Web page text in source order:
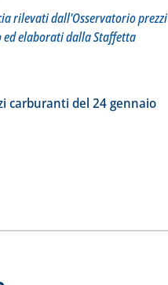
rilevati dall'Osservatorio prezzi
elaborati dalla Staffetta
carburanti del 24 gennaio